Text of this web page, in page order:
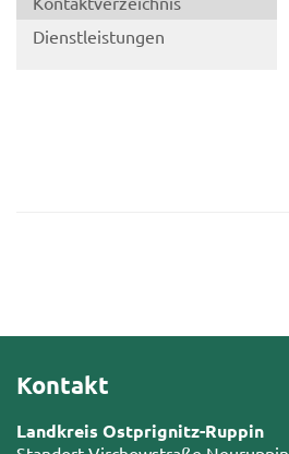
Dienst­leis­tun­gen
Kontakt
Landkreis Ostprignitz-Ruppin